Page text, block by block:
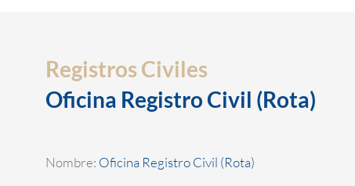
Registros Civiles
Oficina Registro Civil (Rota)
Nombre: Oficina Registro Civil (Rota)